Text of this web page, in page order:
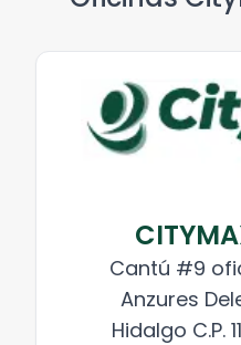
Cantú #9
Anzures
Hidalgo C.P.